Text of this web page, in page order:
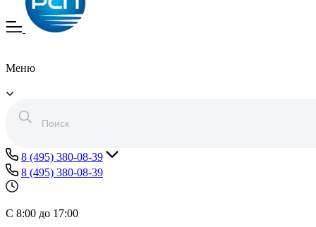
Меню
8 (495) 380-08-39
8 (495) 380-08-39
С 8:00 до 17:00